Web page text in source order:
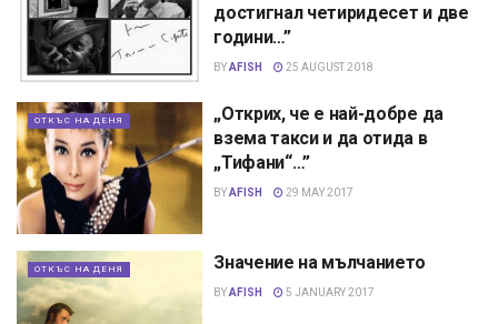
достигнал четиридесет и две
години…”
BYAFISH 25 AUGUST 2018
ОТКЪС НА ДЕНЯ
„Открих, че е най-добре да
взема такси и да отида в
„Тифани“…”
BYAFISH 29 MAY 2017
ОТКЪС НА ДЕНЯ Значение на мълчанието
BYAFISH 5 JANUARY 2017